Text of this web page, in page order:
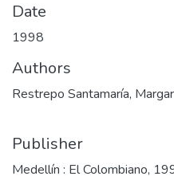
Date
1998
Authors
Restrepo Santamaría,
Publisher
Medellín : El Colombiano,